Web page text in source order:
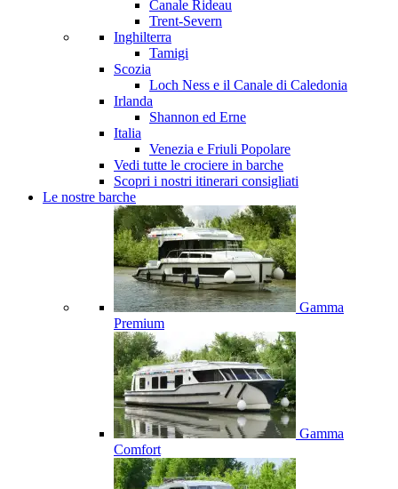
Canale Rideau
Trent-Severn
Inghilterra
Tamigi
Scozia
Loch Ness e il Canale di Caledonia
Irlanda
Shannon ed Erne
Italia
Venezia e Friuli Popolare
Vedi tutte le crociere in barche
Scopri i nostri itinerari consigliati
Le nostre barche
Gamma
Premium
Gamma
Comfort